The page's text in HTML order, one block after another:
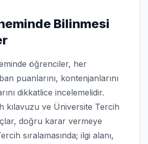
Bilinmesi
öğrenciler, her
puanlarını, kontenjanlarını
dikkatlice incelemelidir.
kılavuzu ve Üniversite Tercih
doğru karar vermeye
sıralamasında; ilgi alanı,